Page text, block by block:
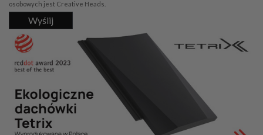
osobowych jest Creative Heads.
Wyślij